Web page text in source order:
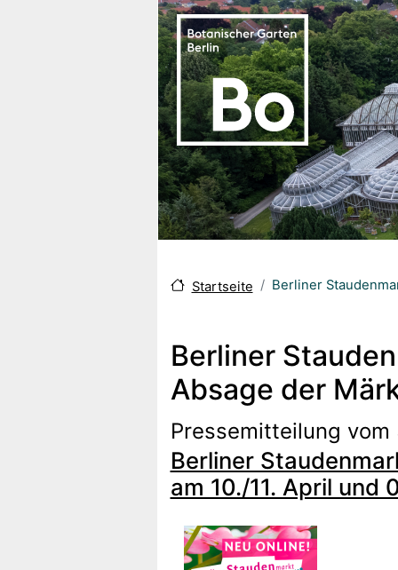
Startseite Berliner
Berliner
Absage der
Pressemitteilung vom
Berliner
am 10./11. April und